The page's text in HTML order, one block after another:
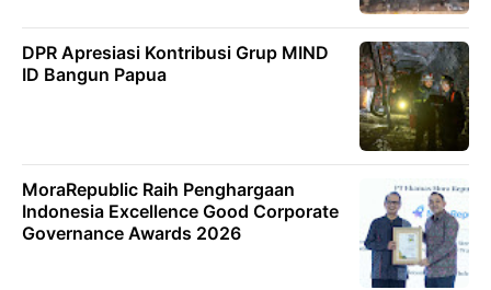
DPR Apresiasi Kontribusi Grup MIND
ID Bangun Papua
MoraRepublic Raih Penghargaan
Indonesia Excellence Good Corporate
Governance Awards 2026